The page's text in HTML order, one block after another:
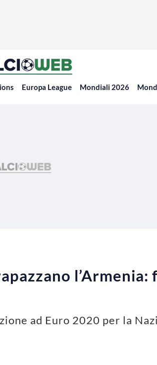
Europa League Mondiali 2026
l’Armenia:
ad Euro 2020 per la